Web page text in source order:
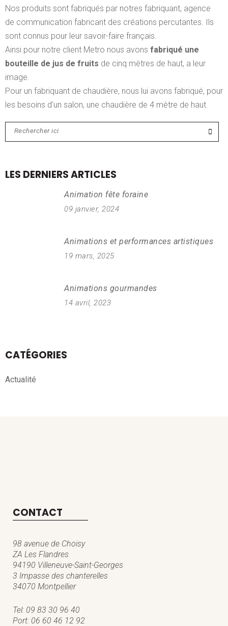
Nos produits sont fabriqués par notres fabriquant, agence
de communication fabricant des créations percutantes. Ils
sont connus pour leur savoir-faire français.
Ainsi pour notre client Metro nous avons fabriqué une
bouteille de jus de fruits de cinq mètres de haut, a leur
image.
Pour un fabriquant de chaudière, nous lui avons fabriqué, pour
les besoins d’un salon, une chaudière de 4 mètre de haut.
LES DERNIERS ARTICLES
Animation fête foraine
09 janvier, 2024
Animations et performances artistiques
19 mars, 2025
Animations gourmandes
14 avril, 2023
CATÉGORIES
Actualité
CONTACT
98 avenue de Choisy
ZA Les Flandres
94190 Villeneuve-Saint-Georges
3 Impasse des chanterelles
34070 Montpellier
Tel: 09 83 30 96 40
Port: 06 60 46 12 92